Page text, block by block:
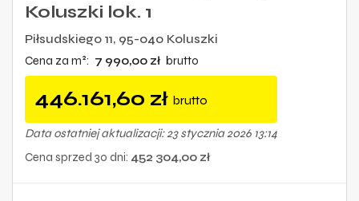
Koluszki lok. 1
Piłsudskiego 11, 95-040 Koluszki
Cena za m²: 7 990,00 zł brutto
446.161,60 zł brutto
Data ostatniej aktualizacji: 23 stycznia 2026 13:14
Cena sprzed 30 dni: 452 304,00 zł